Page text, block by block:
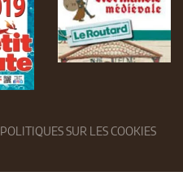
POLITIQUES SUR LES COOKIES